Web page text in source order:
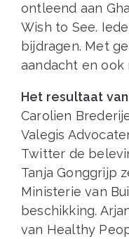
ontleend aan
Wish to See.
bijdragen. Met
aandacht en ook
Het resultaat
Carolien
Valegis
Twitter de
Tanja Gonggrijp
Ministerie van
beschikking.
van Healthy